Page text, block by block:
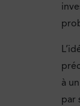
à
par